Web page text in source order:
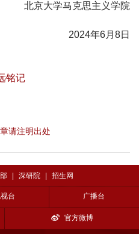
北京大学马克思主义学院
2024年6月8日
铭记
请注明出处
深研院 招生网
台 广播台
官方微博